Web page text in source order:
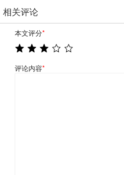
相关评论
本文评分*
评论内容*